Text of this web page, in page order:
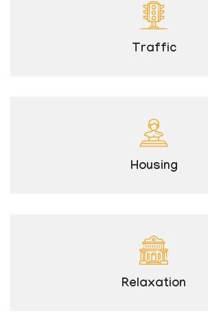
Traffic
Housing
Relaxation